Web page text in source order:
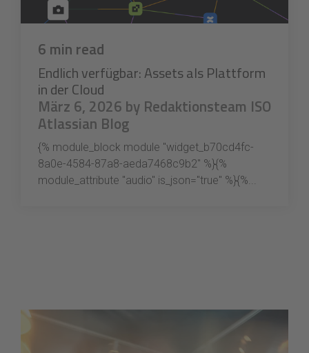
6 min read
Endlich verfügbar: Assets als Plattform
in der Cloud
März 6, 2026 by Redaktionsteam ISO
Atlassian Blog
{% module_block module "widget_b70cd4fc-
8a0e-4584-87a8-aeda7468c9b2" %}{%
module_attribute "audio" is_json="true" %}{%...